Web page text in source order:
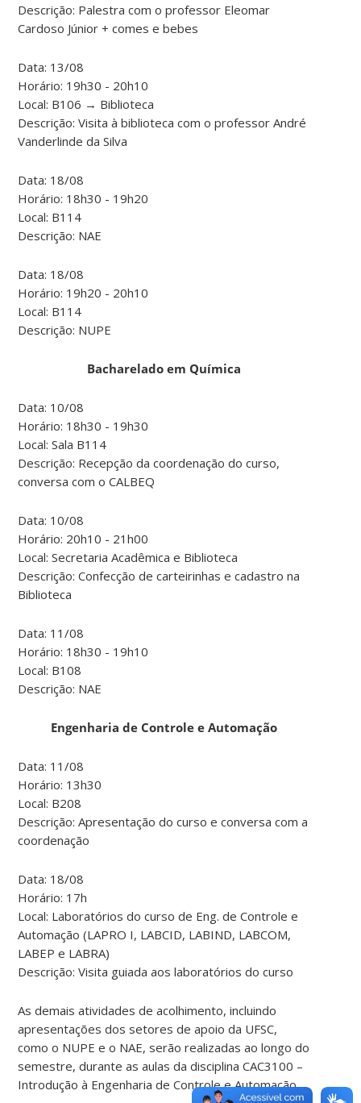
Descrição: Palestra com o professor Eleomar
Cardoso Júnior + comes e bebes
Data: 13/08
Horário: 19h30 - 20h10
Local: B106 → Biblioteca
Descrição: Visita à biblioteca com o professor André
Vanderlinde da Silva
Data: 18/08
Horário: 18h30 - 19h20
Local: B114
Descrição: NAE
Data: 18/08
Horário: 19h20 - 20h10
Local: B114
Descrição: NUPE
Bacharelado em Química
Data: 10/08
Horário: 18h30 - 19h30
Local: Sala B114
Descrição: Recepção da coordenação do curso,
conversa com o CALBEQ
Data: 10/08
Horário: 20h10 - 21h00
Local: Secretaria Acadêmica e Biblioteca
Descrição: Confecção de carteirinhas e cadastro na
Biblioteca
Data: 11/08
Horário: 18h30 - 19h10
Local: B108
Descrição: NAE
Engenharia de Controle e Automação
Data: 11/08
Horário: 13h30
Local: B208
Descrição: Apresentação do curso e conversa com a
coordenação
Data: 18/08
Horário: 17h
Local: Laboratórios do curso de Eng. de Controle e
Automação (LAPRO I, LABCID, LABIND, LABCOM,
LABEP e LABRA)
Descrição: Visita guiada aos laboratórios do curso
As demais atividades de acolhimento, incluindo
apresentações dos setores de apoio da UFSC,
como o NUPE e o NAE, serão realizadas ao longo do
semestre, durante as aulas da disciplina CAC3100 –
Introdução à Engenharia de Controle e Automação.